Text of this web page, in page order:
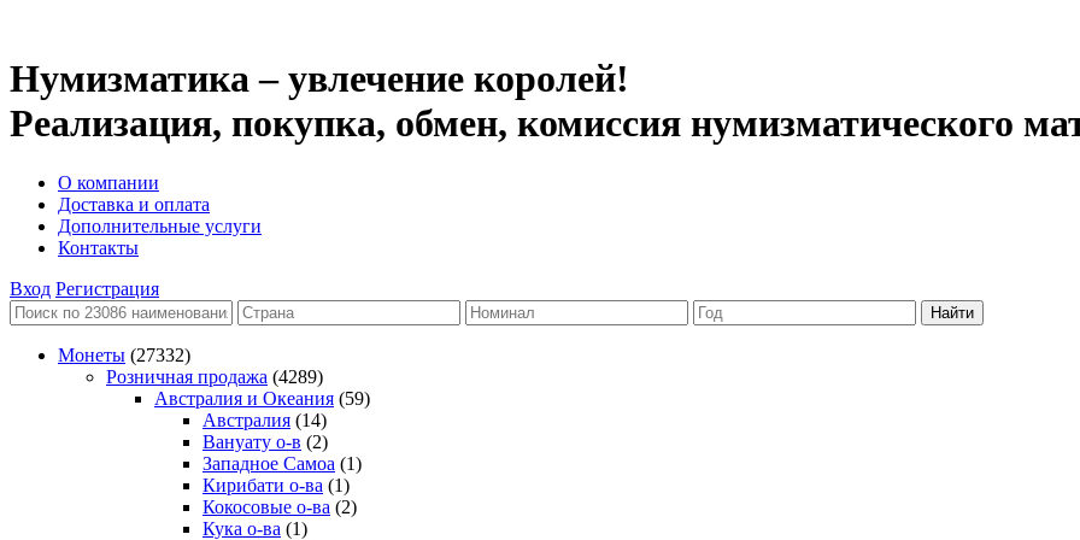
Нумизматика – увлечение королей!
Реализация, покупка, обмен, комиссия нумизматического
О компании
Доставка и оплата
Дополнительные услуги
Контакты
Вход Регистрация
Монеты (27332)
Розничная продажа (4289)
Австралия и Океания (59)
Австралия (14)
Вануату о-в (2)
Западное Самоа (1)
Кирибати о-ва (1)
Кокосовые о-ва (2)
Кука о-ва (1)